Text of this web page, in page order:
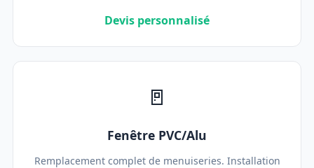
Devis personnalisé
🚪
Fenêtre PVC/Alu
Remplacement complet de menuiseries. Installation